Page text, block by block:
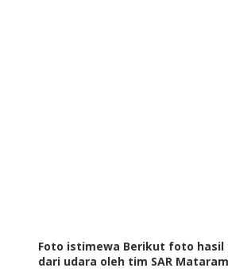
Foto istimewa Berikut foto hasil
dari udara oleh tim SAR